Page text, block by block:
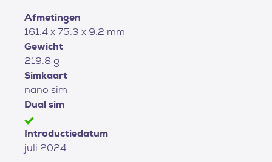
Afmetingen
161.4 x 75.3 x 9.2 mm
Gewicht
219.8 g
Simkaart
nano sim
Dual sim
Introductiedatum
juli 2024